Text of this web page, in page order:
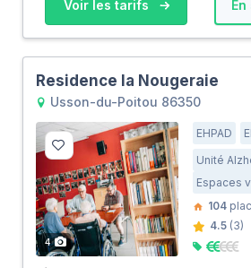
Voir les tarifs
Residence la Nougeraie
Usson-du-Poitou 86350
4
EHPAD
Unité
Espaces
104
4.5 (3)